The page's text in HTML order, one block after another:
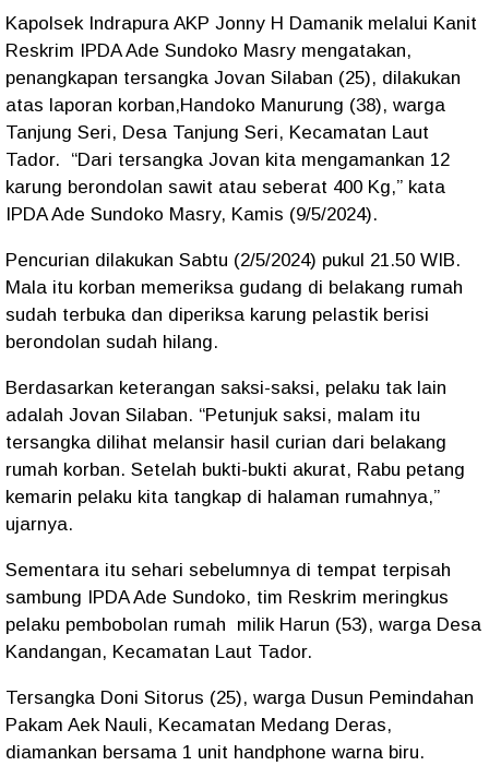
Kapolsek Indrapura AKP Jonny H Damanik melalui Kanit
Reskrim IPDA Ade Sundoko Masry mengatakan,
penangkapan tersangka Jovan Silaban (25), dilakukan
atas laporan korban,Handoko Manurung (38), warga
Tanjung Seri, Desa Tanjung Seri, Kecamatan Laut
Tador. “Dari tersangka Jovan kita mengamankan 12
karung berondolan sawit atau seberat 400 Kg,” kata
IPDA Ade Sundoko Masry, Kamis (9/5/2024).
Pencurian dilakukan Sabtu (2/5/2024) pukul 21.50 WIB.
Mala itu korban memeriksa gudang di belakang rumah
sudah terbuka dan diperiksa karung pelastik berisi
berondolan sudah hilang.
Berdasarkan keterangan saksi-saksi, pelaku tak lain
adalah Jovan Silaban. “Petunjuk saksi, malam itu
tersangka dilihat melansir hasil curian dari belakang
rumah korban. Setelah bukti-bukti akurat, Rabu petang
kemarin pelaku kita tangkap di halaman rumahnya,”
ujarnya.
Sementara itu sehari sebelumnya di tempat terpisah
sambung IPDA Ade Sundoko, tim Reskrim meringkus
pelaku pembobolan rumah milik Harun (53), warga Desa
Kandangan, Kecamatan Laut Tador.
Tersangka Doni Sitorus (25), warga Dusun Pemindahan
Pakam Aek Nauli, Kecamatan Medang Deras,
diamankan bersama 1 unit handphone warna biru.